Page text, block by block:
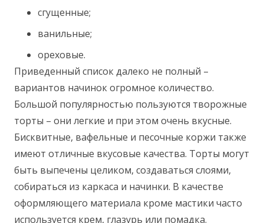
сгущенные;
ванильные;
ореховые.
Приведенный список далеко не полный –
вариантов начинок огромное количество.
Большой популярностью пользуются творожные
торты – они легкие и при этом очень вкусные.
Бисквитные, вафельные и песочные коржи также
имеют отличные вкусовые качества. Торты могут
быть выпечены целиком, создаваться слоями,
собираться из каркаса и начинки. В качестве
оформляющего материала кроме мастики часто
используется крем, глазурь или помадка.